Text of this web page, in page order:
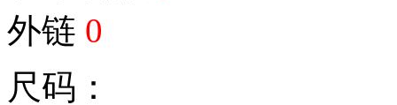
外链 0
尺码：